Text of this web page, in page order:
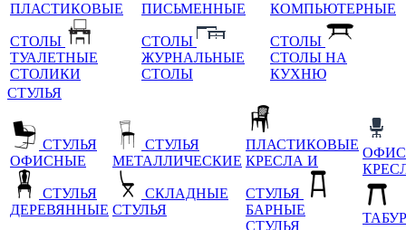
ПЛАСТИКОВЫЕ
СТОЛЫ
ТУАЛЕТНЫЕ
СТОЛИКИ
ПИСЬМЕННЫЕ
СТОЛЫ
ЖУРНАЛЬНЫЕ
СТОЛЫ
КОМПЬЮТЕРНЫЕ
СТОЛЫ
СТОЛЫ НА
КУХНЮ
СТУЛЬЯ
СТУЛЬЯ
ОФИСНЫЕ
СТУЛЬЯ
ДЕРЕВЯННЫЕ
СТУЛЬЯ
МЕТАЛЛИЧЕСКИЕ
СКЛАДНЫЕ
СТУЛЬЯ
ПЛАСТИКОВЫЕ
КРЕСЛА И
СТУЛЬЯ
БАРНЫЕ
СТУЛЬЯ